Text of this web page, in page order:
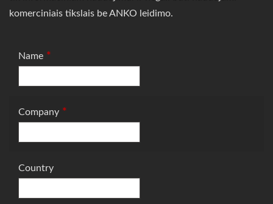
komerciniais tikslais be ANKO leidimo.
Name *
Company *
Country